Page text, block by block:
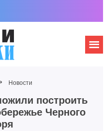
Новости
построить
Черного